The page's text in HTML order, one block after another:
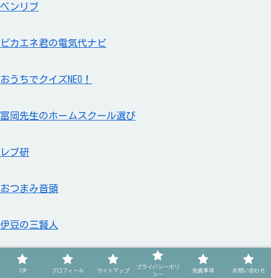
ベンリブ
ピカエネ君の電気代ナビ
おうちでクイズNEO！
冨岡先生のホームスクール選び
レプ研
おつまみ音頭
伊豆の三賢人
スポンサーリンク
TOP プロフィール サイトマップ
プライバシーポリ
シー
免責事項 お問い合わせ